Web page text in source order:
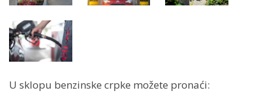
U sklopu benzinske crpke možete pronaći: